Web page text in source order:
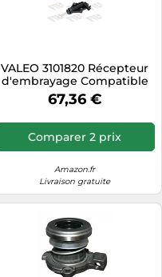
VALEO 3101820 Récepteur
d'embrayage Compatible
avec FIAT Stilo 3/5 portes
192 Fiorino III Van/Break 225
Van/Break 192
67,36 €
Comparer 2 prix
Amazon.fr
Livraison gratuite